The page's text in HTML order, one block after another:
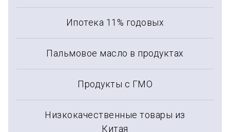
Ипотека 11% годовых
Пальмовое масло в продуктах
Продукты с ГМО
Низкокачественные товары из
Китая